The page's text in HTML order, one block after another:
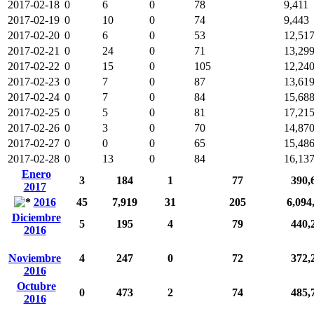
2017-02-18 0 6 0 78
9,411
2017-02-19 0 10 0 74
9,443
2017-02-20 0 6 0 53
12,517
2017-02-21 0 24 0 71
13,299
2017-02-22 0 15 0 105
12,240
2017-02-23 0 7 0 87
13,619
2017-02-24 0 7 0 84
15,688
2017-02-25 0 5 0 81
17,215
2017-02-26 0 3 0 70
14,870
2017-02-27 0 0 0 65
15,486
2017-02-28 0 13 0 84
16,137
Enero
2017
3 184 1 77
2016
45 7,919 31 205
Diciembre
2016
5 195 4 79
Noviembre
2016
4 247 0 72
Octubre
2016
0 473 2 74